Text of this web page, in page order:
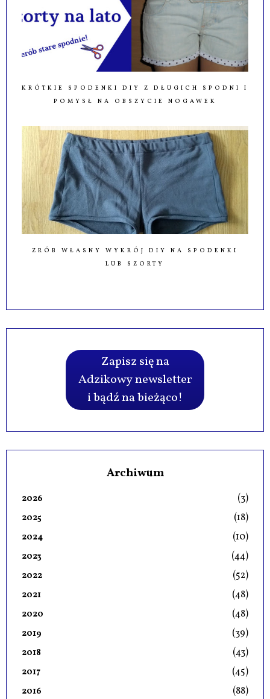
KRÓTKIE SPODENKI DIY Z DŁUGICH SPODNI I
POMYSŁ NA OBSZYCIE NOGAWEK
ZRÓB WŁASNY WYKRÓJ DIY NA SPODENKI
LUB SZORTY
Zapisz się na
Adzikowy newsletter
i bądź na bieżąco!
Archiwum
2026 (3)
2025 (18)
2024 (10)
2023 (44)
2022 (52)
2021 (48)
2020 (48)
2019 (39)
2018 (43)
2017 (45)
2016 (88)